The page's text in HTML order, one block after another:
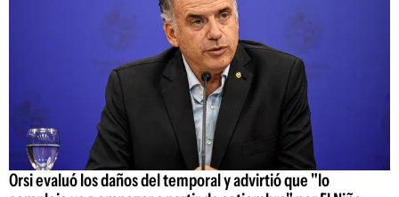
Orsi evaluó los daños del temporal y advirtió que "lo